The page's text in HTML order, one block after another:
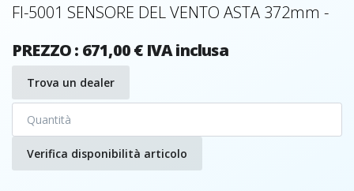
FI-5001 SENSORE DEL VENTO ASTA 372mm -
PREZZO : 671,00 € IVA inclusa
Trova un dealer
Verifica disponibilità articolo